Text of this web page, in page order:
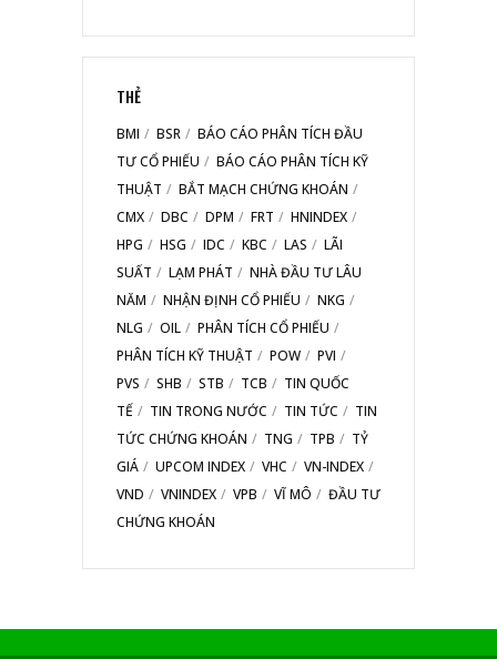
THẺ
BMI BSR
BÁO CÁO PHÂN TÍCH ĐẦU
TƯ CỔ PHIẾU
BÁO CÁO PHÂN TÍCH KỸ
THUẬT
BẮT MẠCH CHỨNG KHOÁN
CMX
DBC DPM FRT
HNINDEX
HPG
HSG IDC KBC LAS
LÃI
SUẤT
LẠM PHÁT
NHÀ ĐẦU TƯ LÂU
NĂM
NHẬN ĐỊNH CỔ PHIẾU
NKG
NLG
OIL
PHÂN TÍCH CỔ PHIẾU
PHÂN TÍCH KỸ THUẬT
POW
PVI
PVS
SHB STB TCB
TIN QUỐC
TẾ
TIN TRONG NƯỚC TIN TỨC
TIN
TỨC CHỨNG KHOÁN
TNG TPB
TỶ
GIÁ
UPCOM INDEX VHC
VN-INDEX
VND
VNINDEX VPB VĨ MÔ
ĐẦU TƯ
CHỨNG KHOÁN